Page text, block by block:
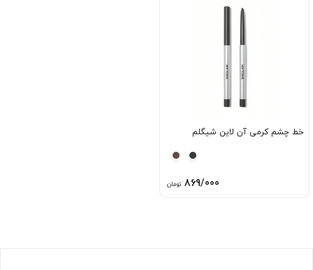
خط چشم کرمی آن لاین شیگلم
869/000 تومان